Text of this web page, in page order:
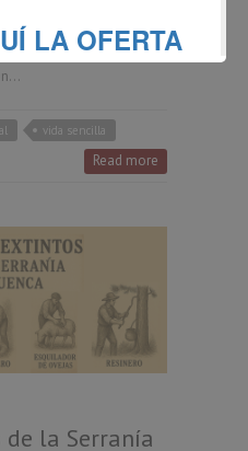
Allí, los días se
de la iglesia,
vida sencilla
Read more
la Serranía